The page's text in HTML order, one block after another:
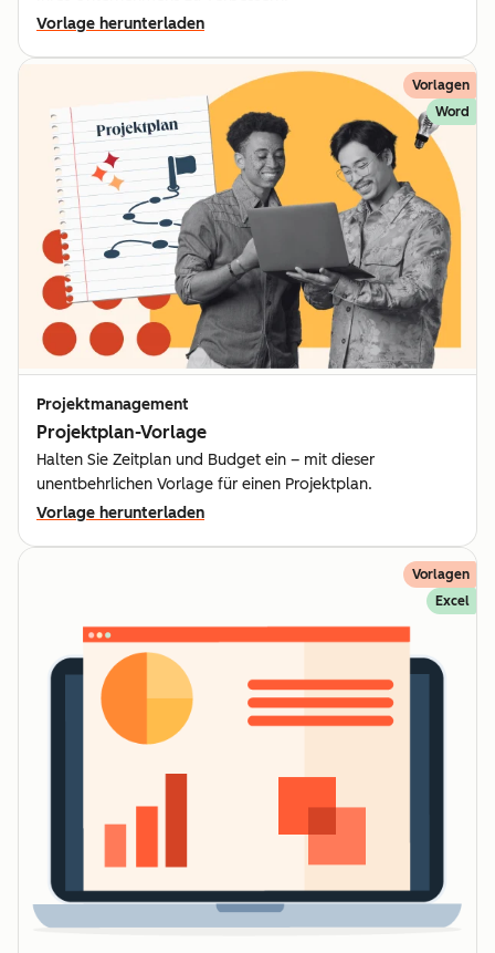
Vorlage herunterladen
Vorlagen
Word
Projektmanagement
Projektplan-Vorlage
Halten Sie Zeitplan und Budget ein – mit dieser
unentbehrlichen Vorlage für einen Projektplan.
Vorlage herunterladen
Vorlagen
Excel